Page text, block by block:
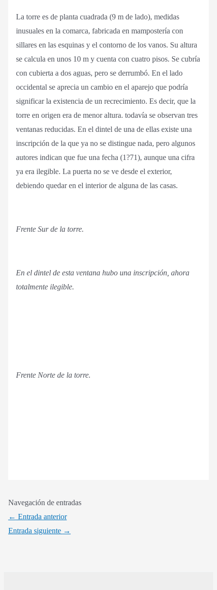
La torre es de planta cuadrada (9 m de lado), medidas
inusuales en la comarca, fabricada en mampostería con
sillares en las esquinas y el contorno de los vanos. Su altura
se calcula en unos 10 m y cuenta con cuatro pisos. Se cubría
con cubierta a dos aguas, pero se derrumbó. En el lado
occidental se aprecia un cambio en el aparejo que podría
significar la existencia de un recrecimiento. Es decir, que la
torre en origen era de menor altura. todavía se observan tres
ventanas reducidas. En el dintel de una de ellas existe una
inscripción de la que ya no se distingue nada, pero algunos
autores indican que fue una fecha (1?71), aunque una cifra
ya era ilegible. La puerta no se ve desde el exterior,
debiendo quedar en el interior de alguna de las casas.
Frente Sur de la torre.
En el dintel de esta ventana hubo una inscripción, ahora
totalmente ilegible.
Frente Norte de la torre.
Navegación de entradas
← Entrada anterior
Entrada siguiente →